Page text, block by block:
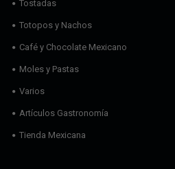
Tostadas
Totopos y Nachos
Café y Chocolate Mexicano
Moles y Pastas
Varios
Artículos Gastronomía
Tienda Mexicana